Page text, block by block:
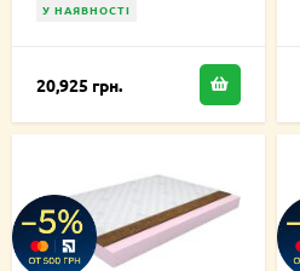
У НАЯВНОСТІ
20,925 грн.